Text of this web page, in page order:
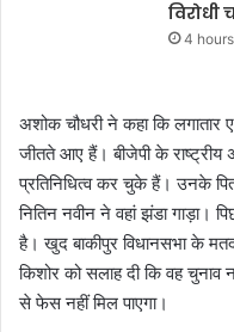
विरोधी
4
अशोक चौधरी ने कहा कि लगातार
जीतते आए हैं। बीजेपी के राष्ट्रीय
प्रतिनिधित्व कर चुके हैं। उनके
नितिन नवीन ने वहां झंडा गाड़ा।
है। खुद बाकीपुर विधानसभा के
किशोर को सलाह दी कि वह चुनाव
से फेस नहीं मिल पाएगा।